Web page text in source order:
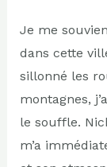
Je me
dans cette
sillonné les
montagnes,
le souffle.
m’a